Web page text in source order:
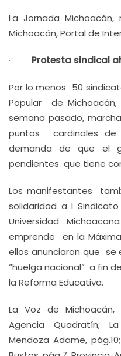
La Jornada
Michoacán, Portal de
· Protesta sindical
Por lo menos 50
Popular de
semana pasado,
puntos cardinales
demanda de que el
pendientes que tiene
Los manifestantes
solidaridad a l
Universidad
emprende en la
ellos anunciaron que
“huelga nacional” a fin
la Reforma Educativa.
La Voz de
Agencia Quadratín;
Mendoza Adame,